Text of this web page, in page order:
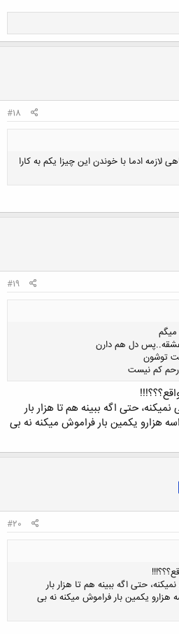
#18
لازمه ادما با خوندن این چیزا یکم به کارا
#19
تا باز شود...
حتی اگه ببینه هم تا هزار بار
هزارو یکمین بار فراموش میکنه نه بی
#20
حتی اگه ببینه هم تا هزار بار
یکمین بار فراموش میکنه نه بی